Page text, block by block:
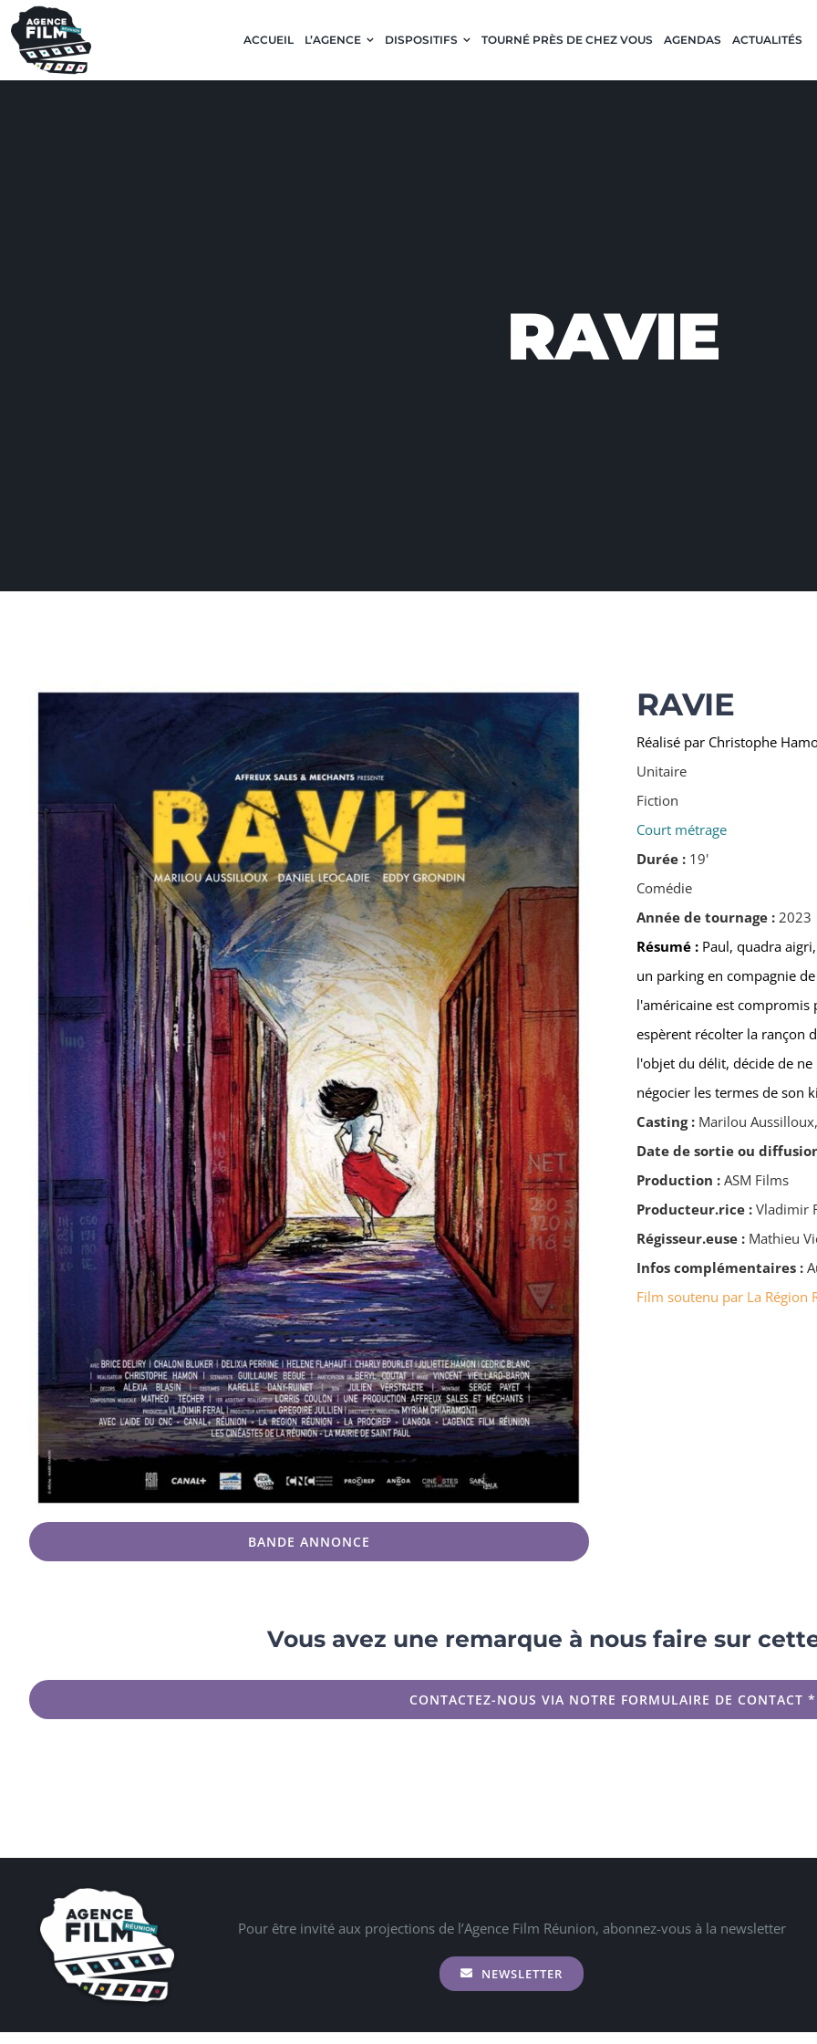
Passer
au
contenu
ACCUEIL L’AGENCE DISPOSITIFS TOURNÉ PRÈS DE CHEZ VOUS AGENDAS ACTUALITÉS
RAVIE
BANDE ANNONCE
RAVIE
Réalisé par Christophe
Unitaire
Fiction
Court métrage
Durée : 19'
Comédie
Année de tournage : 2023
Résumé : Paul, quadra
un parking en compagnie
l'américaine est compromis
espèrent récolter la rançon
l'objet du délit, décide de
négocier les termes de son
Casting : Marilou
Date de sortie ou
Production : ASM Films
Producteur.rice : Vladimir
Régisseur.euse : Mathieu
Infos complémentaires :
Film soutenu par La Région
Vous avez une remarque à nous faire sur
CONTACTEZ-NOUS VIA NOTRE FORMULAIRE DE CONTACT *
Pour être invité aux projections de l’Agence Film Réunion, abonnez-vous à la newsletter
NEWSLETTER